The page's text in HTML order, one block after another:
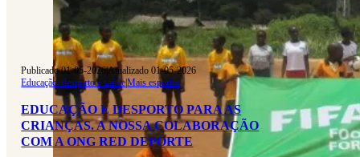
Publicado 01-05-2026|Atualizado 01-05-2026
Educação, desporto e saúde|Mais esportes
EDUCAÇÃO E DESPORTO PARA AS
CRIANÇAS. A NOSSA COLABORAÇÃO
COM A ONG RED DEPORTE